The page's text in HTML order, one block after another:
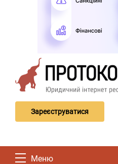
Зареєструватися
Меню